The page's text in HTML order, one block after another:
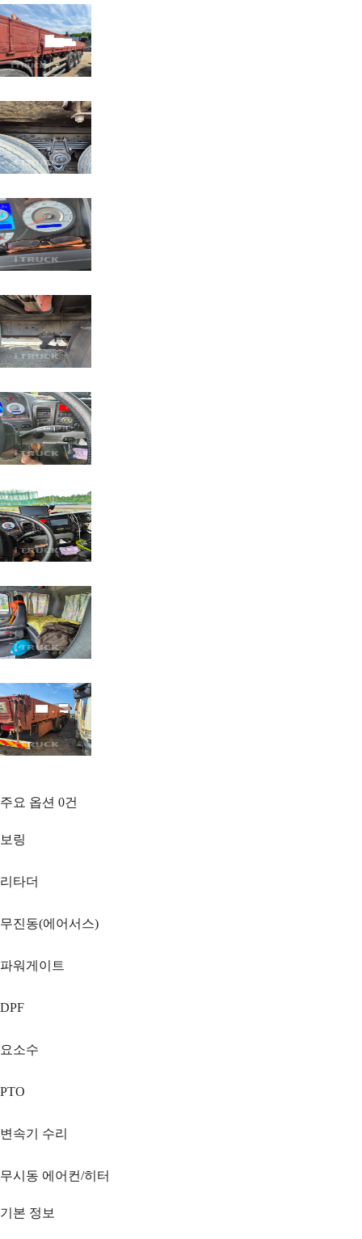
주요 옵션 0건
보링
리타더
무진동(에어서스)
파워게이트
DPF
요소수
PTO
변속기 수리
무시동 에어컨/히터
기본 정보